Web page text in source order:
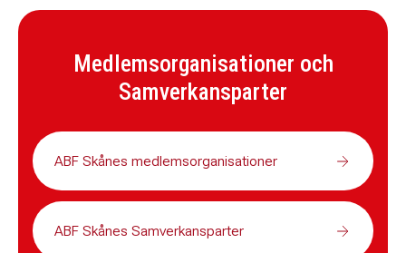
Medlemsorganisationer och
Samverkansparter
ABF Skånes medlemsorganisationer
ABF Skånes Samverkansparter